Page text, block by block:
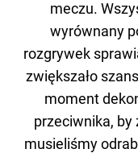
meczu.
wyrównany
rozgrywek
zwiększało
moment
przeciwnika, by
musieliśmy